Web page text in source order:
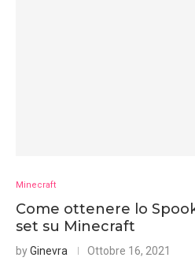
Minecraft
Come ottenere lo
set su Minecraft
byGinevra Ottobre 16, 2021